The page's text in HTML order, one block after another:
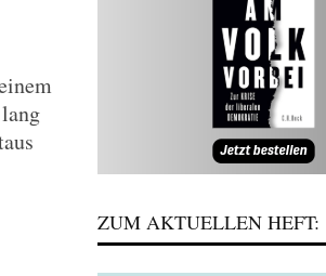
ZUM AKTUELLEN HEFT: